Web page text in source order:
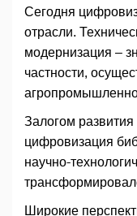
Сегодня
отрасли.
модернизация –
частности,
Залогом
цифровизация
научно-
Широкие